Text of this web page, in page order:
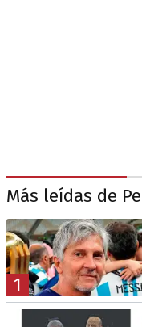
Más leídas de
1